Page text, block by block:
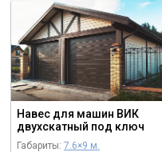
Навес для машин ВИК
двухскатный под ключ
Габариты: 7.6×9 м.